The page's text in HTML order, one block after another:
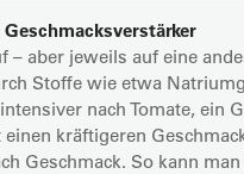
– aber jeweils auf eine
Stoffe wie etwa
nach Tomate, ein
kräftigeren
Geschmack. So kann